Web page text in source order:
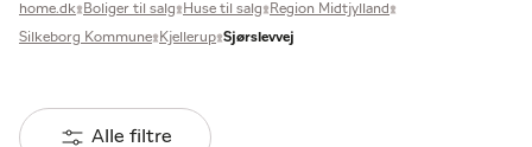
home.dk Boliger til salg Huse til salg
Region Midtjylland
Silkeborg Kommune
Kjellerup Sjørslevvej
Alle filtre